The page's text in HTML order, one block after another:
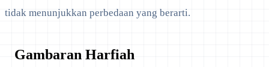
tidak menunjukkan perbedaan yang berarti.
Gambaran Harfiah